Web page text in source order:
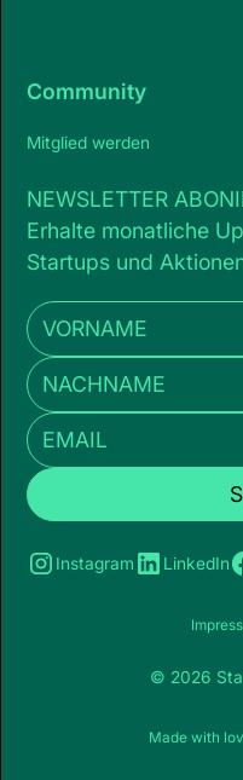
Community
Mitglied werden
NEWSLETTER
Erhalte monatliche
Startups und
Instagram LinkedIn
© 2026
Made with